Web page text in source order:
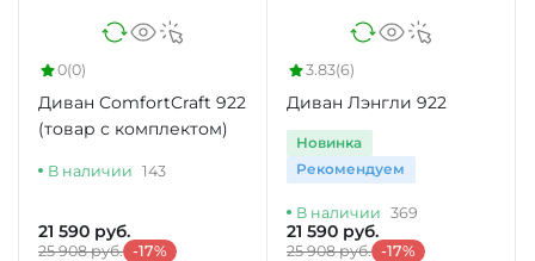
0(0)
Диван ComfortCraft 922
(товар с комплектом)
В наличии 143
21 590 руб.
25 908 руб. -17%
3.83(6)
Диван Лэнгли 922
Новинка
Рекомендуем
В наличии 369
21 590 руб.
25 908 руб. -17%